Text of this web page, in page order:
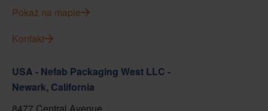
Pokaż na mapie
Kontakt
USA - Nefab Packaging West LLC -
Newark, California